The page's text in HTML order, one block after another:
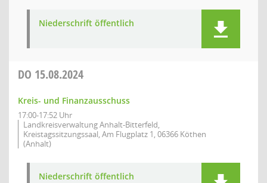
Niederschrift öffentlich
DO 15.08.2024
Kreis- und Finanzausschuss
17:00-17:52 Uhr
Landkreisverwaltung Anhalt-Bitterfeld,
Kreistagssitzungssaal, Am Flugplatz 1, 06366 Köthen
(Anhalt)
Niederschrift öffentlich